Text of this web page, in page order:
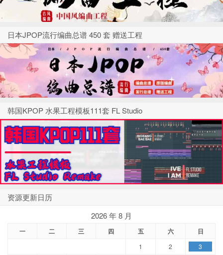
日本JPOP流行编曲总谱 450 套 赠送工程
韩国KPOP 水果工程模板111套 FL Studio
资源更新日历
2026 年 8 月
一 二 三 四 五 六 日
1 2
3